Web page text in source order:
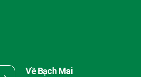
Về Bạch Mai